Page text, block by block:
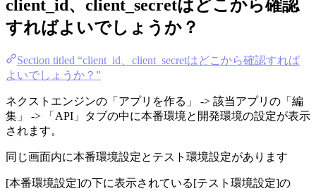
client_id、client_secretはどこから確認
すればよいでしょうか？
Section titled “client_id、client_secretはどこから確認すれば
よいでしょうか？”
ネクストエンジンの「アプリを作る」 -> 該当アプリの「編
集」 -> 「API」タブの中に本番環境と開発環境の設定が表示
されます。
同じ画面内に本番環境設定とテスト環境設定があります
[本番環境設定]の下に表示されている[テスト環境設定]の